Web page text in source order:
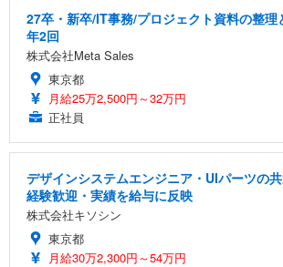
27卒・新卒/IT事務/プロジェクト資料の整理
年2回
株式会社Meta Sales
東京都
月給25万2,500円～32万円
正社員
デザインシステムエンジニア・UIパーツの
経験歓迎・実績を給与に反映
株式会社キソシン
東京都
月給30万2,300円～54万円